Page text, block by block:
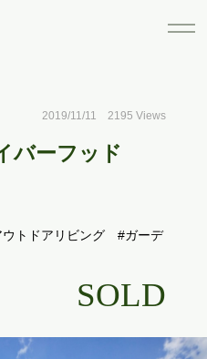
2019/11/11 2195 Views
バーフッド
ウトドアリビング
#ガーデ
SOLD